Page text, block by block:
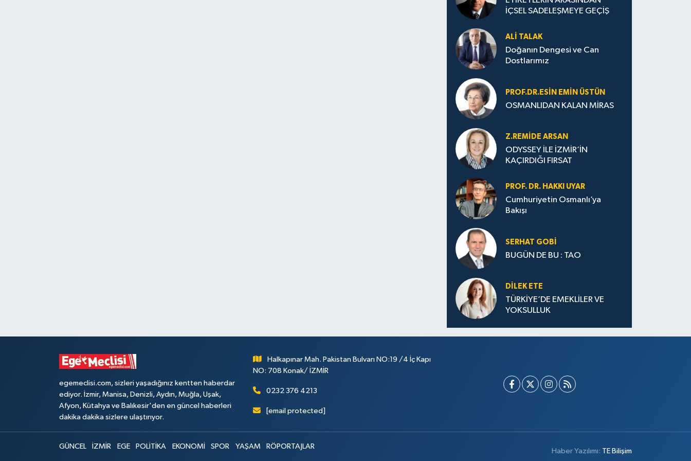
İÇSEL SADELEŞMEYE GEÇİŞ
ALI TALAK
Doğanın Dengesi ve Can
Dostlarımız
PROF.DR.ESIN EMIN ÜSTÜN
OSMANLIDAN KALAN MİRAS
Z.REMIDE ARSAN
ODYSSEY İLE İZMİR’İN
KAÇIRDIĞI FIRSAT
PROF. DR. HAKKI UYAR
Cumhuriyetin Osmanlı’ya
Bakışı
SERHAT GOBİ
BUGÜN DE BU : TAO
DILEK ETE
TÜRKİYE’DE EMEKLİLER VE
YOKSULLUK
egemeclisi.com, sizleri yaşadığınız kentten haberdar
ediyor. İzmir, Manisa, Denizli, Aydın, Muğla, Uşak,
Afyon, Kütahya ve Balıkesir'den en güncel haberleri
dakika dakika sizlere ulaştırıyor.
Halkapınar Mah. Pakistan Bulvarı NO:19 /4 İç Kapı
NO: 708 Konak/ İZMİR
0232 376 4213
[email protected]
GÜNCEL İZMİR EGE POLİTİKA EKONOMİ SPOR YAŞAM RÖPORTAJLAR
Haber Yazılımı: TE Bilişim